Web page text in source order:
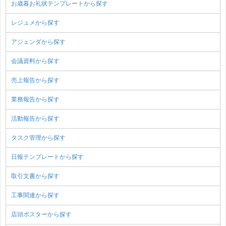
お歳暮お礼状テンプレートから探す
レジュメから探す
アジェンダから探す
会議資料から探す
売上報告から探す
業務報告から探す
活動報告から探す
タスク管理から探す
日報テンプレートから探す
取引文書から探す
工事関連から探す
店頭ポスターから探す